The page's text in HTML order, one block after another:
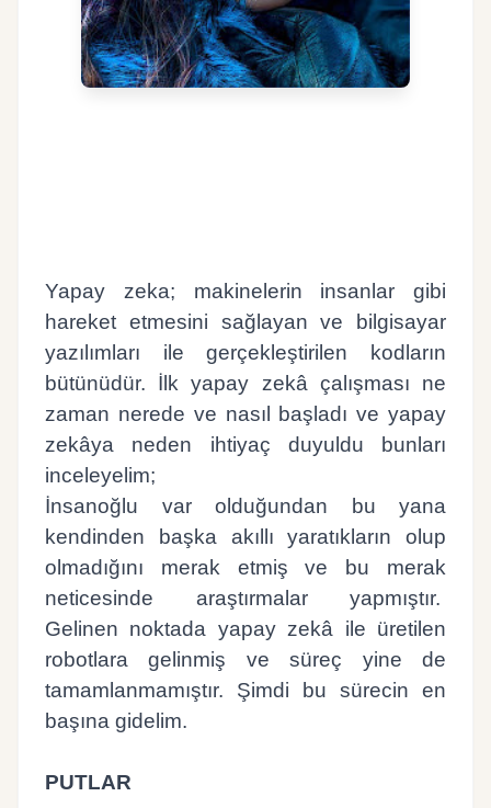
Yapay zeka; makinelerin insanlar gibi
hareket etmesini sağlayan ve bilgisayar
yazılımları ile gerçekleştirilen kodların
bütünüdür. İlk yapay zekâ çalışması ne
zaman nerede ve nasıl başladı ve yapay
zekâya neden ihtiyaç duyuldu bunları
inceleyelim;
İnsanoğlu var olduğundan bu yana
kendinden başka akıllı yaratıkların olup
olmadığını merak etmiş ve bu merak
neticesinde araştırmalar yapmıştır.
Gelinen noktada yapay zekâ ile üretilen
robotlara gelinmiş ve süreç yine de
tamamlanmamıştır. Şimdi bu sürecin en
başına gidelim.
PUTLAR